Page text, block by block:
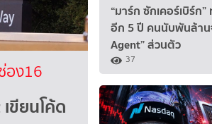
อง16
ขียนโค้ด
“มาร์ก ซักเคอร์เบิร์ก
อีก 5 ปี คนนับพันล้าน
Agent” ส่วนตัว
37